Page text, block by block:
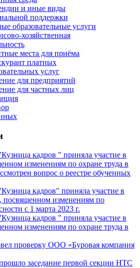
и иные виды
поддержки
образовательные услуги
хозяйственная
места для приёма
платных
услуг
для предприятий
для частных лиц
кадров " приняла участие в
изменениям по охране труда в
вопрос о реестре обученных
кадров" приняла участие в
посвященном изменениям по
с 1 марта 2023 г.
кадров " приняла участие в
изменениям по охране труда в
проверку ООО «Буровая компания
заседание первой секции НТС